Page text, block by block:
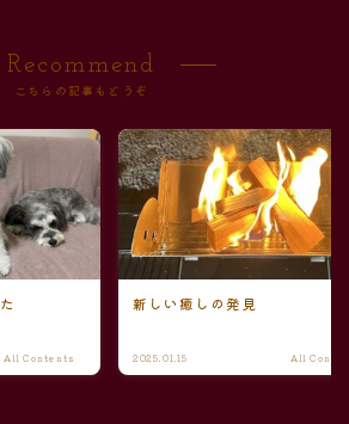
Recommend
こちらの記事もどうぞ
All Contents
新しい癒しの発見
2025.01.15 All